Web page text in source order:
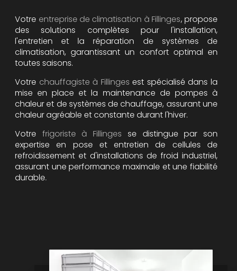
Votre entreprise de climatisation à Fillinges, propose
des solutions complètes pour l'installation,
l'entretien et la réparation de systèmes de
climatisation, garantissant un confort optimal en
toutes saisons.
Votre chauffagiste à Fillinges est spécialisé dans la
mise en place et la maintenance de pompes à
chaleur et de systèmes de chauffage, assurant une
chaleur agréable et constante durant l'hiver.
Votre frigoriste à Fillinges se distingue par son
expertise en pose et entretien de cellules de
refroidissement et d'installations de froid industriel,
assurant une performance maximale et une fiabilité
durable.